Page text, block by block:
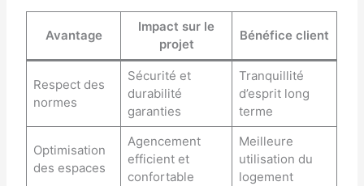
Avantage
Impact sur le
projet
Bénéfice client
Respect des
normes
Sécurité et
durabilité
garanties
Tranquillité
d’esprit long
terme
Optimisation
des espaces
Agencement
efficient et
confortable
Meilleure
utilisation du
logement